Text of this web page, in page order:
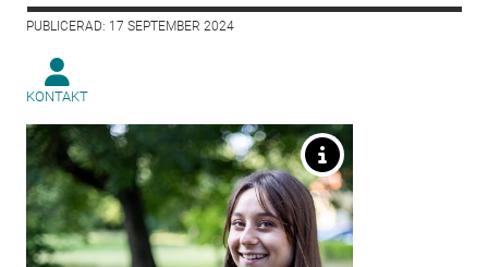
PUBLICERAD: 17 SEPTEMBER 2024
KONTAKT